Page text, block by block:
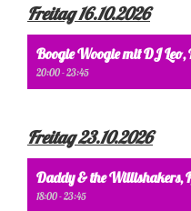
Freitag 16.10.2026
Boogie Woogie mit DJ
20:00 - 23:45
Freitag 23.10.2026
Daddy & the Willishakers,
18:00 - 23:45